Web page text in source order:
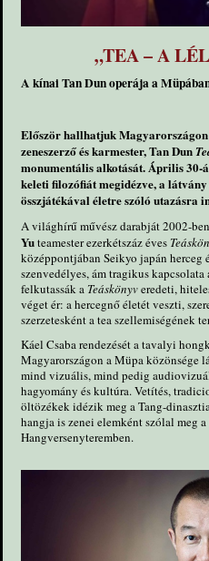
„TEA – A
A kínai Tan Dun operája a
Először hallhatjuk
zeneszerző és karmester, Tan Dun
monumentális alkotását. Április
keleti filozófiát megidézve, a látvány
összjátékával életre szóló
A világhírű művész darabját 2002-
Yuteamester ezerkétszáz éves
középpontjában Seikyo japán herceg
szenvedélyes, ám tragikus
felkutassák a Teáskönyveredeti,
véget ér: a hercegnő életét veszti,
szerzetesként a tea szellemiségének
Káel Csaba rendezését a tavalyi
Magyarországon a Müpa közönsége
mind vizuális, mind pedig
hagyomány és kultúra. Vetítés,
öltözékek idézik meg a Tang-
hangja is zenei elemként szólal meg
Hangversenyteremben.